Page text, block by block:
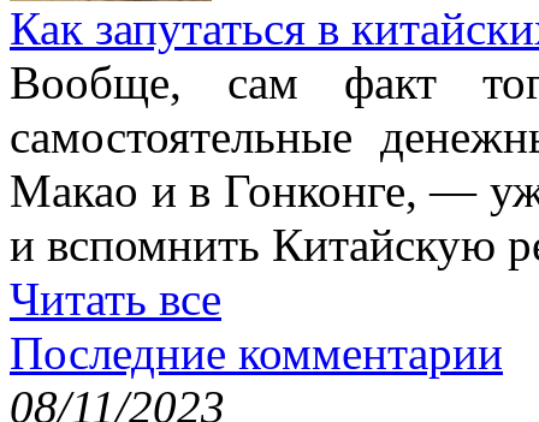
Как запутаться в
Вообще, сам факт
самостоятельные
Макао и в Гонконге, —
и вспомнить Китайскую
Читать все
Последние комментарии
08/11/2023